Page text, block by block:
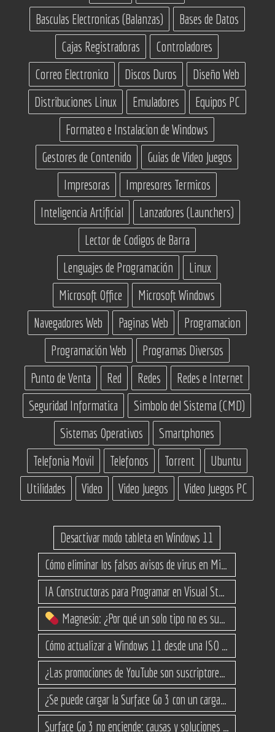
Basculas Electronicas (Balanzas)
Bases de Datos
Cajas Registradoras
Controladores
Correo Electronico
Discos Duros
Diseño Web
Distribuciones Linux
Emuladores
Equipos PC
Formateo e Instalacion de Windows
Gestores de Contenido
Guias de Video Juegos
Impresoras
Impresores Termicos
Inteligencia Artificial
Lanzadores (Launchers)
Lector de Codigos de Barra
Lenguajes de Programación
Linux
Microsoft Office
Microsoft Windows
Navegadores Web
Paginas Web
Programacion
Programación Web
Programas Diversos
Punto de Venta
Red Redes
Redes e Internet
Seguridad Informatica
Simbolo del Sistema (CMD)
Sistemas Operativos
Smartphones
Telefonia Movil
Telefonos Torrent
Ubuntu
Utilidades
Video Video Juegos Video Juegos PC
Desactivar modo tableta en Windows 11
Cómo eliminar los falsos avisos de virus en Microsoft Edge
IA Constructoras para Programar en Visual Studio con C#
Magnesio: ¿Por qué un solo tipo no es suficiente? (Guía de variantes)
Cómo actualizar a Windows 11 desde una ISO en equipos no compatibles
¿Las promociones de YouTube son suscriptores reales o bots? Esta es la Verdad
¿Se puede cargar la Surface Go 3 con un cargador USB-C de teléfono?
Surface Go 3 no enciende: causas y soluciones paso a paso para que arranque